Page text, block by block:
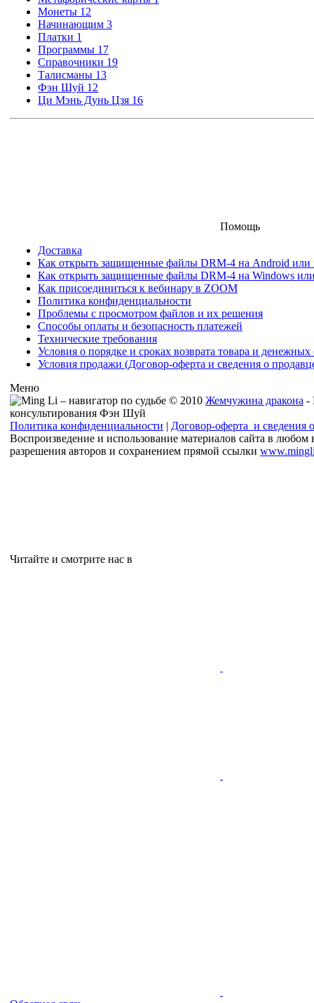
Монеты 12
Начинающим 3
Платки 1
Программы 17
Справочники 19
Талисманы 13
Фэн Шуй 12
Ци Мэнь Дунь Цзя 16
Помощь
Доставка
Как открыть защищенные файлы DRM-4 на Android или
Как открыть защищенные файлы DRM-4 на Windows
Как присоединиться к вебинару в ZOOM
Политика конфиденциальности
Проблемы с просмотром файлов и их решения
Способы оплаты и безопасность платежей
Технические требования
Условия о порядке и сроках возврата товара и денежных
Условия продажи (Договор-оферта и сведения о
Меню
© 2010 Жемчужина дракона -
консультирования Фэн Шуй
Политика конфиденциальности | Договор-оферта и сведения
Воспроизведение и использование материалов сайта в любом
разрешения авторов и сохранением прямой ссылки
Читайте и смотрите нас в